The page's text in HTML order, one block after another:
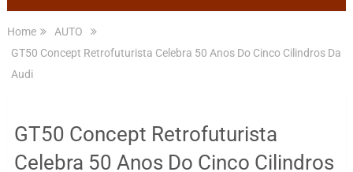
Home
AUTO
GT50 Concept Retrofuturista Celebra 50 Anos Do Cinco Cilindros Da
Audi
GT50 Concept Retrofuturista
Celebra 50 Anos Do Cinco Cilindros